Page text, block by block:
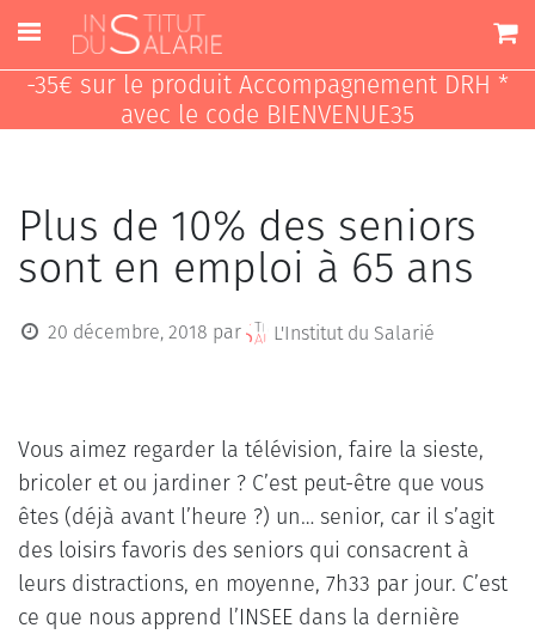
-35€ sur le produit Accompagnement DRH *
avec le code BIENVENUE35
Plus de 10% des seniors
sont en emploi à 65 ans
20 décembre, 2018 par L'Institut du Salarié
Vous aimez regarder la télévision, faire la sieste,
bricoler et ou jardiner ? C’est peut-être que vous
êtes (déjà avant l’heure ?) un… senior, car il s’agit
des loisirs favoris des seniors qui consacrent à
leurs distractions, en moyenne, 7h33 par jour. C’est
ce que nous apprend l’INSEE dans la dernière